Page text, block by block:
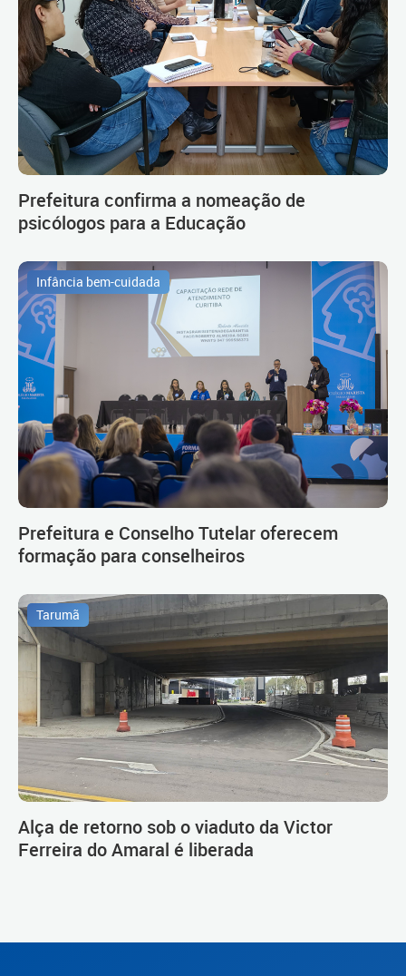
Prefeitura confirma a nomeação de
psicólogos para a Educação
Infância bem-cuidada
Prefeitura e Conselho Tutelar oferecem
formação para conselheiros
Tarumã
Alça de retorno sob o viaduto da Victor
Ferreira do Amaral é liberada